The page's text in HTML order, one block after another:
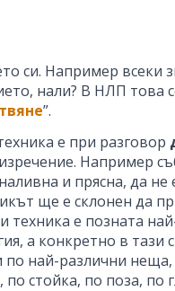
си. Например всеки
нали? В НЛП това
”.
е при разговор
Например
и прясна, да
ще е склонен
техника е позната
а конкретно в
по най-различни
стойка, по поза, по